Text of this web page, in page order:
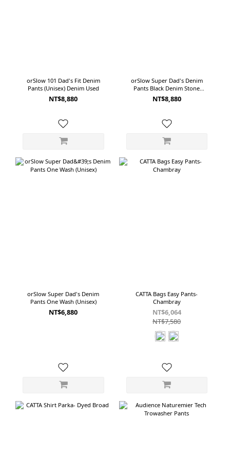
orSlow 101 Dad's Fit Denim
Pants (Unisex) Denim Used
NT$8,880
orSlow Super Dad's Denim
Pants Black Denim Stone
(Unisex)
NT$8,880
orSlow Super Dad's Denim
Pants One Wash (Unisex)
NT$6,880
CATTA Bags Easy Pants-
Chambray
NT$6,064
NT$7,580